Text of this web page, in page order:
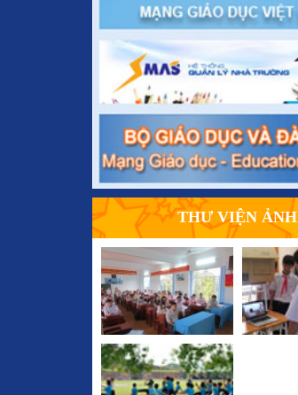
THƯ VIỆN ẢNH